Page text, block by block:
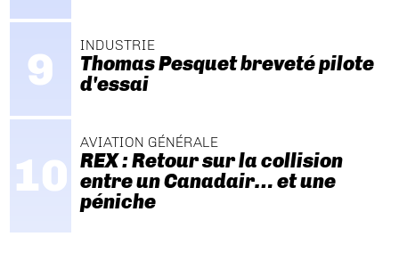
INDUSTRIE
Thomas Pesquet breveté pilote
d'essai
AVIATION GÉNÉRALE
REX : Retour sur la collision
entre un Canadair… et une
péniche